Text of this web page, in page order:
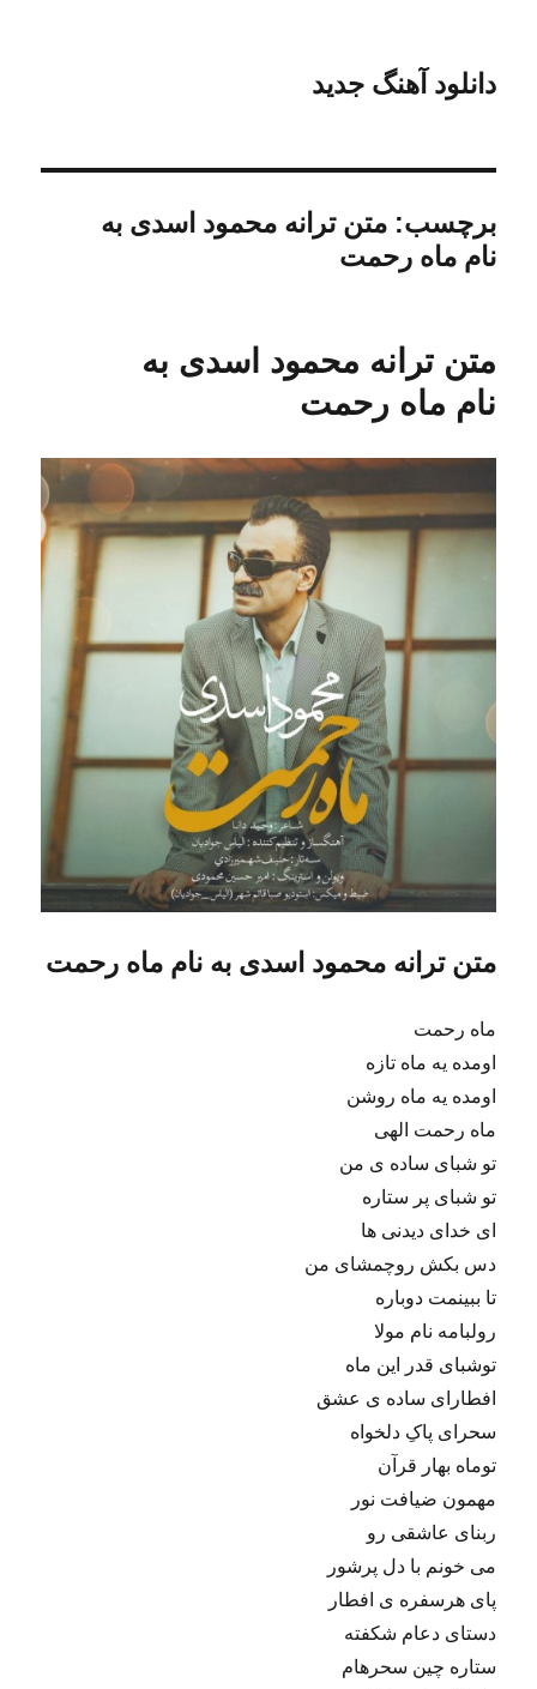
دانلود آهنگ جدید
برچسب:متن ترانه محمود اسدی به
نام ماه رحمت
متن ترانه محمود اسدی به
نام ماه رحمت
متن ترانه محمود اسدی به نام ماه رحمت
ماه رحمت
اومده یه ماه تازه
اومده یه ماه روشن
ماه رحمت الهی
تو شبای ساده ی من
تو شبای پر ستاره
ای خدای دیدنی ها
دس بکش روچمشای من
تا ببینمت دوباره
رولبامه نام مولا
توشبای قدر این ماه
افطارای ساده ی عشق
سحرای پاکِ دلخواه
توماه بهار قرآن
مهمون ضیافت نور
ربنای عاشقی رو
می خونم با دل پرشور
پای هرسفره ی افطار
دستای دعام شکفته
ستاره چین سحرهام